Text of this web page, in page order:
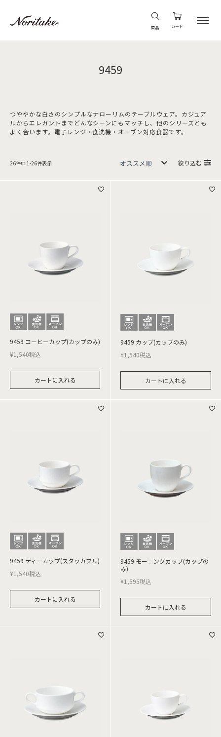
商品 カート
9459
つややかな白さのシンプルなナローリムのテーブルウェア。カジュア
ルからエレガントまでどんなシーンにもマッチし、他のシリーズとも
よく合います。電子レンジ・食洗機・オーブン対応食器です。
26件中 1 -26件表示 絞り込む
9459 コーヒーカップ(カップのみ)
¥1,540税込
カートに入れる
9459 カップ(カップのみ)
¥1,540税込
カートに入れる
9459 ティーカップ(スタッカブル)
¥1,540税込
カートに入れる
9459 モーニングカップ(カップの
み)
¥1,595税込
カートに入れる